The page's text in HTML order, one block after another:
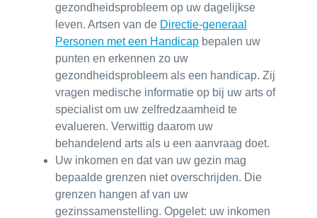
gezondheidsprobleem op uw dagelijkse
leven. Artsen van de Directie-generaal
Personen met een Handicap bepalen uw
punten en erkennen zo uw
gezondheidsprobleem als een handicap. Zij
vragen medische informatie op bij uw arts of
specialist om uw zelfredzaamheid te
evalueren. Verwittig daarom uw
behandelend arts als u een aanvraag doet.
Uw inkomen en dat van uw gezin mag
bepaalde grenzen niet overschrijden. Die
grenzen hangen af van uw
gezinssamenstelling. Opgelet: uw inkomen